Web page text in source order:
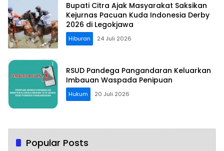
Bupati Citra Ajak Masyarakat Saksikan
Kejurnas Pacuan Kuda Indonesia Derby
2026 di Legokjawa
Hiburan 24 Juli 2026
RSUD Pandega Pangandaran Keluarkan
Imbauan Waspada Penipuan
Hukum 20 Juli 2026
Popular Posts